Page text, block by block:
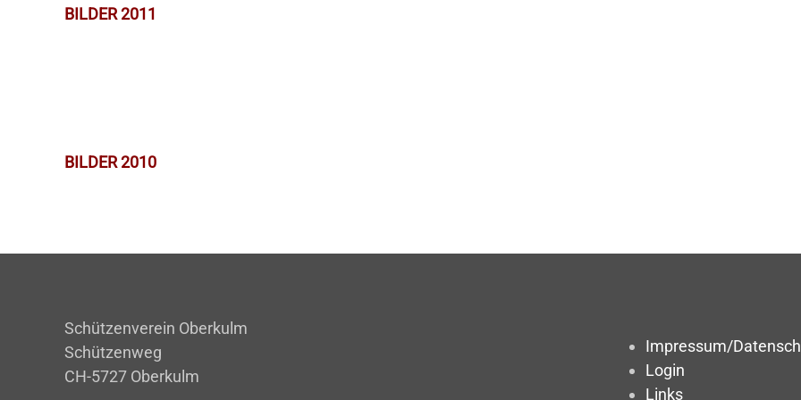
BILDER 2011
BILDER 2010
Schützenverein Oberkulm
Schützenweg
CH-5727 Oberkulm
Impressum/
Login
Links